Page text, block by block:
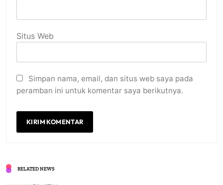
Situs Web
Simpan nama, email, dan situs web saya pada
peramban ini untuk komentar saya berikutnya.
RELATED NEWS